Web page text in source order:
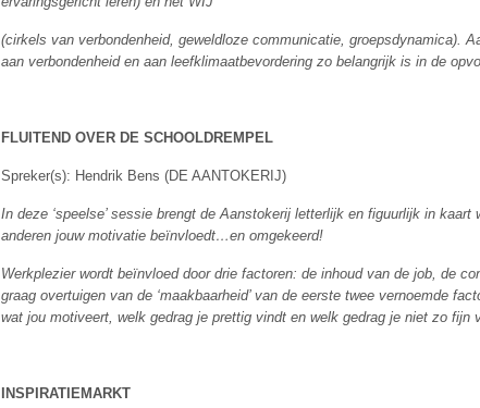
(cirkels van verbondenheid, geweldloze communicatie, groepsdynamica).
aan verbondenheid en aan leefklimaatbevordering zo belangrijk is in de
FLUITEND OVER DE SCHOOLDREMPEL
Spreker(s): Hendrik Bens (DE AANTOKERIJ)
In deze ‘speelse’ sessie brengt de Aanstokerij letterlijk en figuurlijk in
anderen jouw motivatie beïnvloedt…en omgekeerd!
Werkplezier wordt beïnvloed door drie factoren: de inhoud van de job, de
graag overtuigen van de ‘maakbaarheid’ van de eerste twee vernoemde
wat jou motiveert, welk gedrag je prettig vindt en welk gedrag je niet zo
INSPIRATIEMARKT